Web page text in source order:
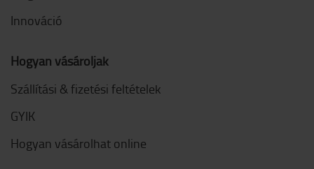
Innováció
Hogyan vásároljak
Szállítási & fizetési feltételek
GYIK
Hogyan vásárolhat online